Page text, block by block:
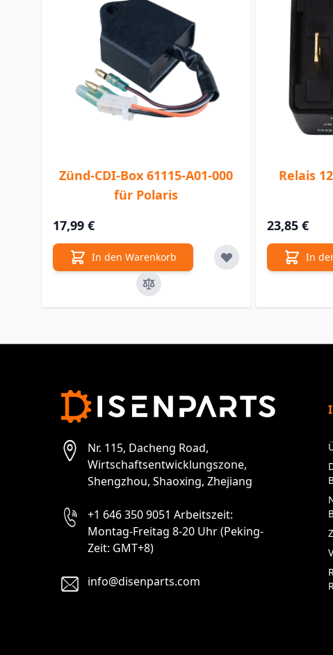
Zünd-CDI-Box 61115-A01-000
für Polaris
17,99 €
In den Warenkorb
Relais
23,85 €
In
Nr. 115, Dacheng Road,
Wirtschaftsentwicklungszone,
Shengzhou, Shaoxing, Zhejiang
+1 646 350 9051 Arbeitszeit:
Montag-Freitag 8-20 Uhr (Peking-
Zeit: GMT+8)
info@disenparts.com